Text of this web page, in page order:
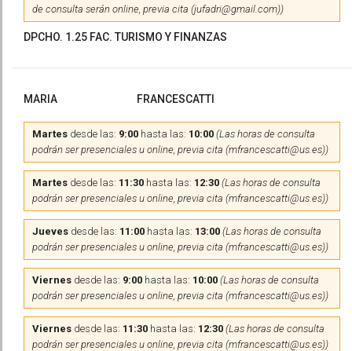
de consulta serán online, previa cita (jufadri@gmail.com))
DPCHO. 1.25 FAC. TURISMO Y FINANZAS
MARIA FRANCESCATTI
Martes desde las: 9:00 hasta las: 10:00 (Las horas de consulta
podrán ser presenciales u online, previa cita (mfrancescatti@us.es))
Martes desde las: 11:30 hasta las: 12:30 (Las horas de consulta
podrán ser presenciales u online, previa cita (mfrancescatti@us.es))
Jueves desde las: 11:00 hasta las: 13:00 (Las horas de consulta
podrán ser presenciales u online, previa cita (mfrancescatti@us.es))
Viernes desde las: 9:00 hasta las: 10:00 (Las horas de consulta
podrán ser presenciales u online, previa cita (mfrancescatti@us.es))
Viernes desde las: 11:30 hasta las: 12:30 (Las horas de consulta
podrán ser presenciales u online, previa cita (mfrancescatti@us.es))